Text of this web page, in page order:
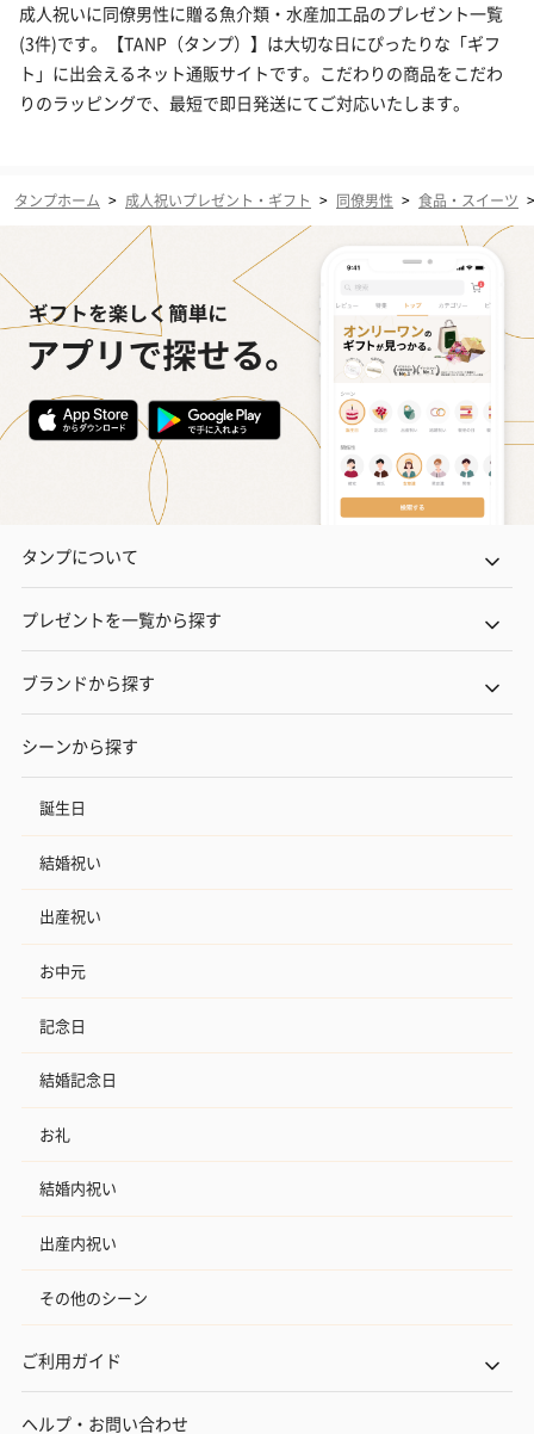
成人祝いに同僚男性に贈る魚介類・水産加工品のプレゼント一覧
(3件)です。【TANP（タンプ）】は大切な日にぴったりな「ギフ
ト」に出会えるネット通販サイトです。こだわりの商品をこだわ
りのラッピングで、最短で即日発送にてご対応いたします。
タンプホーム > 成人祝いプレゼント・ギフト > 同僚男性 > 食品・スイーツ
タンプについて
プレゼントを一覧から探す
ブランドから探す
シーンから探す
誕生日
結婚祝い
出産祝い
お中元
記念日
結婚記念日
お礼
結婚内祝い
出産内祝い
その他のシーン
ご利用ガイド
ヘルプ・お問い合わせ